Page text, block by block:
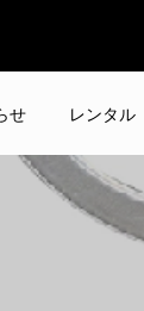
せ レンタル